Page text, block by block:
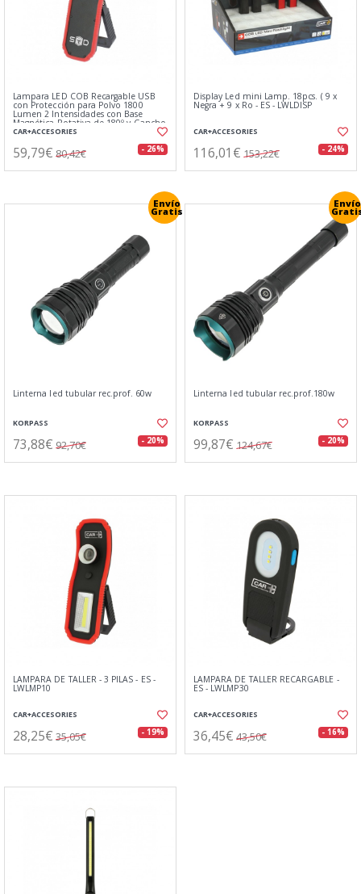
Lampara LED COB Recargable USB
con Protección para Polvo 1800
Lumen 2 Intensidades con Base
Magnética Rotativa de 180º y Gancho
CAR+ACCESORIES
59,79€ 80,42€ - 26%
Display Led mini Lamp. 18pcs. ( 9 x
Negra + 9 x Ro - ES - LWLDISP
CAR+ACCESORIES
116,01€ 153,22€ - 24%
Envío
Gratis
Linterna led tubular rec.prof. 60w
KORPASS
73,88€ 92,70€ - 20%
Envío
Linterna led tubular rec.prof.180w
KORPASS
99,87€ 124,67€ - 20%
LAMPARA DE TALLER - 3 PILAS - ES -
LWLMP10
CAR+ACCESORIES
28,25€ 35,05€ - 19%
LAMPARA DE TALLER RECARGABLE -
ES - LWLMP30
CAR+ACCESORIES
36,45€ 43,50€ - 16%